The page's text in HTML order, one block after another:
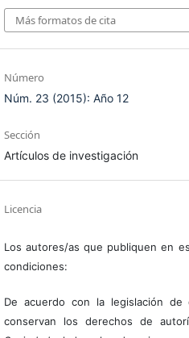
Más formatos de cita
Número
Núm. 23 (2015): Año 12
Sección
Artículos de investigación
Licencia
Los autores/as que publiquen en
condiciones:
De acuerdo con la legislación
conservan los derechos de